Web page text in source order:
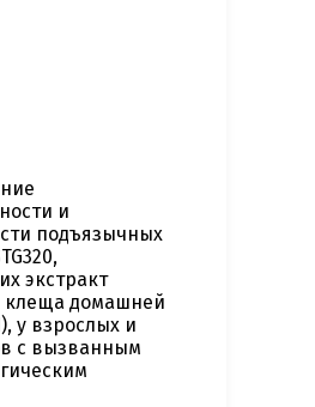
и
подъязычных
экстракт
клеща домашней
у взрослых и
с вызванным